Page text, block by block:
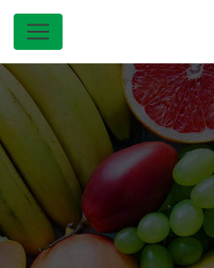
Panneau de gestion des cookies